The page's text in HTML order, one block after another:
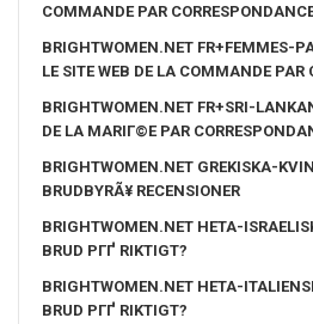
COMMANDE PAR
BRIGHTWOMEN.NET FR+FEMMES-
LE SITE WEB DE LA COMMANDE PAR
BRIGHTWOMEN.NET FR+SRI-
DE LA MARIГ©E PAR
BRIGHTWOMEN.NET GREKISKA-
BRUDBYRÃ¥ RECENSIONER
BRIGHTWOMEN.NET HETA-
BRUD PГҐ RIKTIGT?
BRIGHTWOMEN.NET HETA-
BRUD PГҐ RIKTIGT?